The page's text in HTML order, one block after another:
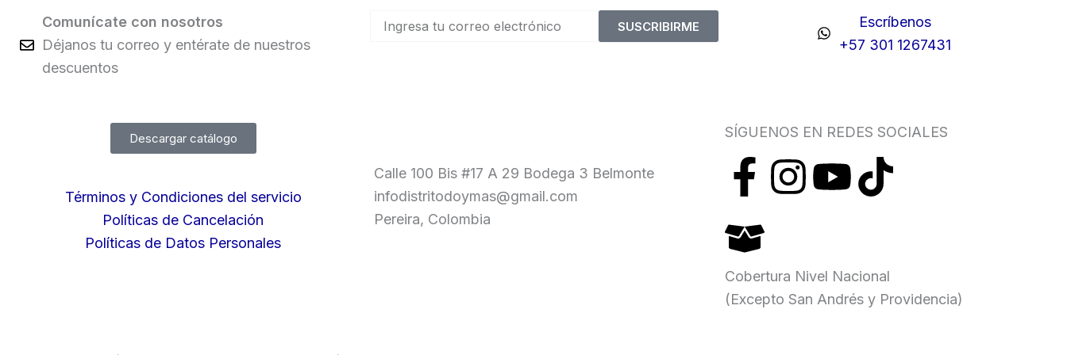
Comunícate con nosotros
Déjanos tu correo y entérate de nuestros
descuentos
SUSCRIBIRME
Escríbenos
+57 301 1267431
Descargar catálogo
Términos y Condiciones del servicio
Políticas de Cancelación
Políticas de Datos Personales
Calle 100 Bis #17 A 29 Bodega 3 Belmonte
infodistritodoymas@gmail.com
Pereira, Colombia
SÍGUENOS EN REDES SOCIALES
F
a
c
e
I
t
Y
t
T
t
Cobertura Nivel Nacional
(Excepto San Andrés y Providencia)